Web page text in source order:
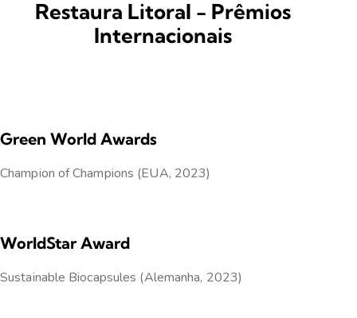
Restaura Litoral - Prêmios
Internacionais
Green World Awards
Champion of Champions (EUA, 2023)
WorldStar Award
Sustainable Biocapsules (Alemanha, 2023)